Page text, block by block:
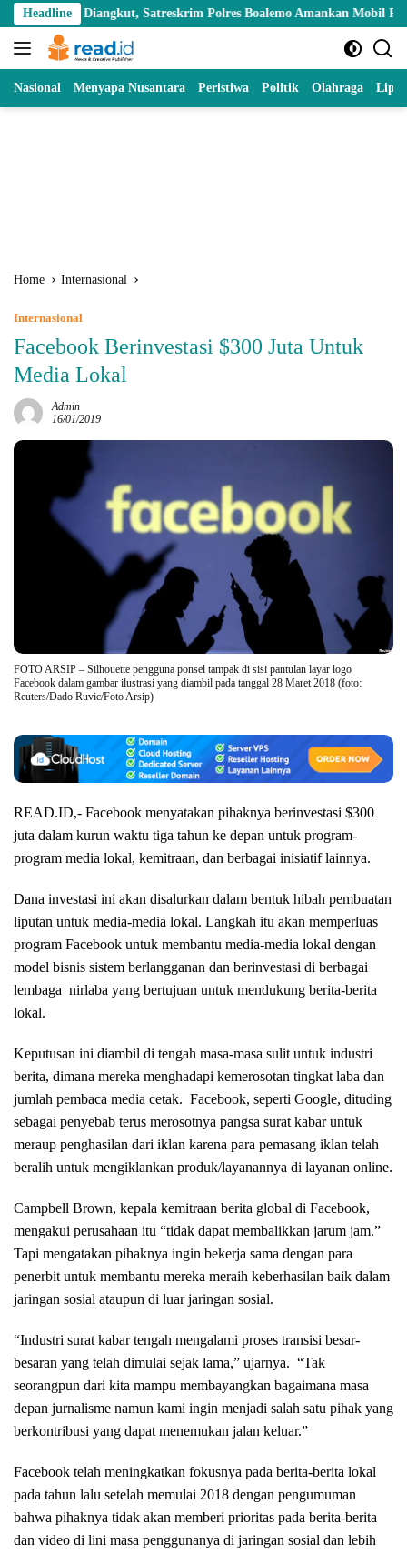
Skip
to
content
Headline
Satreskrim Polres Boalemo Amankan Mobil Pick Up di Tilamuta
Nasional Menyapa Nusantara Peristiwa Politik Olahraga
Home Internasional
Internasional
Facebook Berinvestasi $300 Juta Untuk
Media Lokal
Admin
16/01/2019
FOTO ARSIP – Silhouette pengguna ponsel tampak di sisi pantulan layar logo
Facebook dalam gambar ilustrasi yang diambil pada tanggal 28 Maret 2018 (foto:
Reuters/Dado Ruvic/Foto Arsip)
READ.ID,- Facebook menyatakan pihaknya berinvestasi $300
juta dalam kurun waktu tiga tahun ke depan untuk program-
program media lokal, kemitraan, dan berbagai inisiatif lainnya.
Dana investasi ini akan disalurkan dalam bentuk hibah pembuatan
liputan untuk media-media lokal. Langkah itu akan memperluas
program Facebook untuk membantu media-media lokal dengan
model bisnis sistem berlangganan dan berinvestasi di berbagai
lembaga nirlaba yang bertujuan untuk mendukung berita-berita
lokal.
Keputusan ini diambil di tengah masa-masa sulit untuk industri
berita, dimana mereka menghadapi kemerosotan tingkat laba dan
jumlah pembaca media cetak. Facebook, seperti Google, dituding
sebagai penyebab terus merosotnya pangsa surat kabar untuk
meraup penghasilan dari iklan karena para pemasang iklan telah
beralih untuk mengiklankan produk/layanannya di layanan online.
Campbell Brown, kepala kemitraan berita global di Facebook,
mengakui perusahaan itu “tidak dapat membalikkan jarum jam.”
Tapi mengatakan pihaknya ingin bekerja sama dengan para
penerbit untuk membantu mereka meraih keberhasilan baik dalam
jaringan sosial ataupun di luar jaringan sosial.
“Industri surat kabar tengah mengalami proses transisi besar-
besaran yang telah dimulai sejak lama,” ujarnya. “Tak
seorangpun dari kita mampu membayangkan bagaimana masa
depan jurnalisme namun kami ingin menjadi salah satu pihak yang
berkontribusi yang dapat menemukan jalan keluar.”
Facebook telah meningkatkan fokusnya pada berita-berita lokal
pada tahun lalu setelah memulai 2018 dengan pengumuman
bahwa pihaknya tidak akan memberi prioritas pada berita-berita
dan video di lini masa penggunanya di jaringan sosial dan lebih